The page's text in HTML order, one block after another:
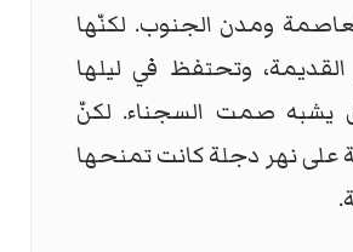
ومدن الجنوب. لكنّها
القديمة، وتحتفظ في ليلها
صمت السجناء. لكنّ
على نهر دجلة كانت تمنحها